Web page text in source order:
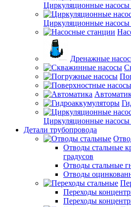
Циркуляционные
Циркуляционные
Дренажные
Циркуляционные
Детали трубопровода
Отводы стальные
градусов
Отводы стальные
Отводы
Переходы
Переходы